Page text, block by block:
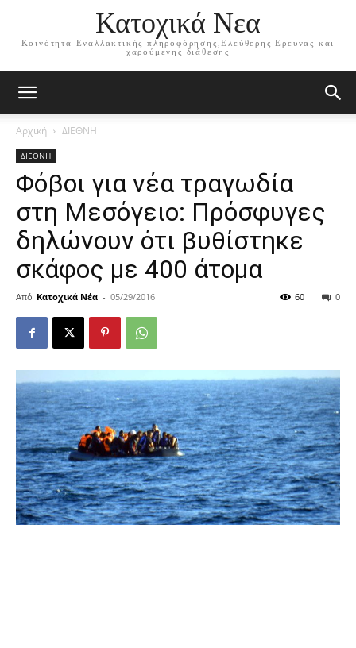
Κατοχικά Νεα
Κοινότητα Εναλλακτικής πληροφόρησης,Ελεύθερης Ερευνας και
χαρούμενης διάθεσης
Αρχική ΔΙΕΘΝΗ
ΔΙΕΘΝΗ
Φόβοι για νέα τραγωδία
στη Μεσόγειο: Πρόσφυγες
δηλώνουν ότι βυθίστηκε
σκάφος με 400 άτομα
Από Κατοχικά Νέα - 05/29/2016 0
60